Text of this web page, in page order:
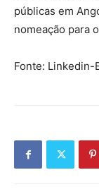
públicas em
nomeação para
Fonte: Linkedin-